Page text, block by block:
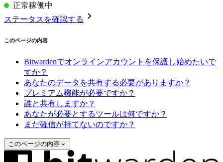
正常稼働中
ステータスを確認する
このページの内容
Bitwardenでオンラインアカウントを保護し始めたいで
すか？
あなたのデータを共有する必要がありますか？
プレミアム機能が必要ですか？
誰と共有しますか？
あなたが必要とするツールは何ですか？
まだ確信が持てないのですか？
このページの内容